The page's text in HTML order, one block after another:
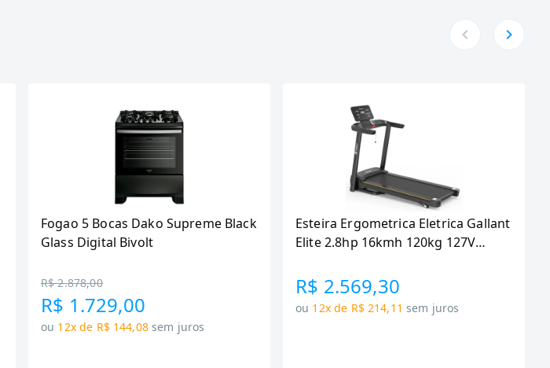
Fogao 5 Bocas Dako Supreme Black
Glass Digital Bivolt
R$ 2.878,00
R$ 1.729,00
ou 12x de R$ 144,08 sem juros
Esteira Ergometrica Eletrica Gallant
Elite 2.8hp 16kmh 120kg 127V
R$ 2.569,30
ou 12x de R$ 214,11 sem juros